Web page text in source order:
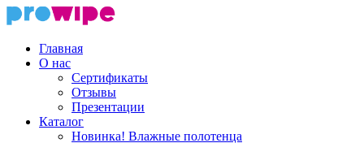
Главная
О нас
Сертификаты
Отзывы
Презентации
Каталог
Новинка! Влажные полотенца